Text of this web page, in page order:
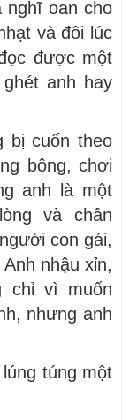
oan cho
và đôi lúc
được một
anh hay
bị cuốn theo
bông, chơi
anh là một
và chân
con gái,
nhậu xỉn,
chỉ vì muốn
nhưng anh
túng một